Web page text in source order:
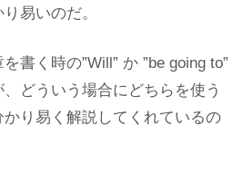
易いのだ。
書く時の”Will” か ”be going to”
どういう場合にどちらを使う
り易く解説してくれているの